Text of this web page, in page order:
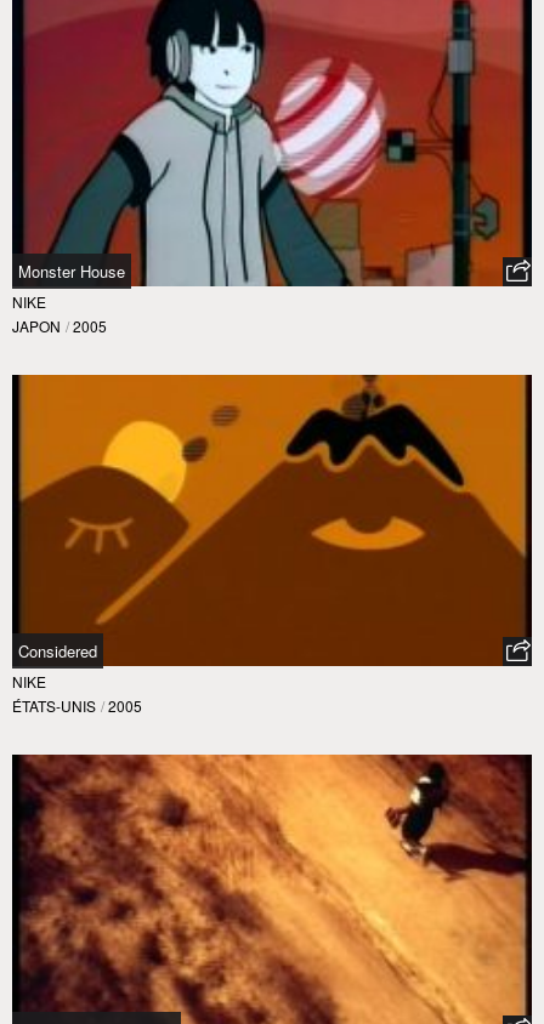
Monster House
NIKE
JAPON / 2005
Considered
NIKE
ÉTATS-UNIS / 2005